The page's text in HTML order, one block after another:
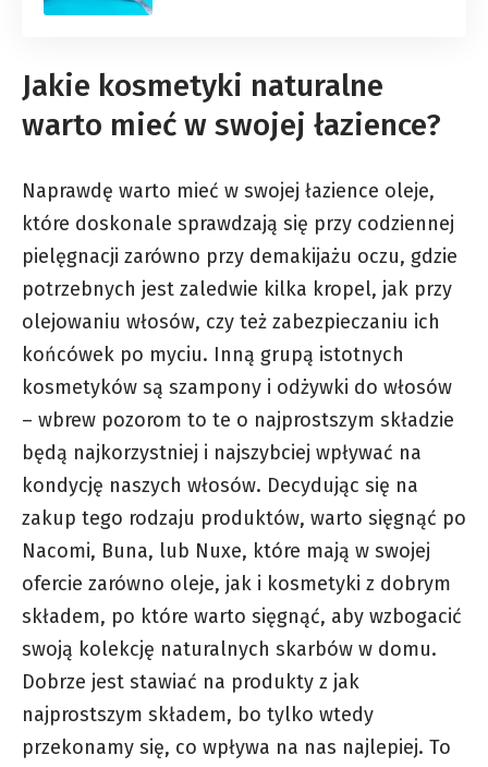
Jakie kosmetyki naturalne
warto mieć w swojej łazience?
Naprawdę warto mieć w swojej łazience oleje,
które doskonale sprawdzają się przy codziennej
pielęgnacji zarówno przy demakijażu oczu, gdzie
potrzebnych jest zaledwie kilka kropel, jak przy
olejowaniu włosów, czy też zabezpieczaniu ich
końcówek po myciu. Inną grupą istotnych
kosmetyków są szampony i odżywki do włosów
– wbrew pozorom to te o najprostszym składzie
będą najkorzystniej i najszybciej wpływać na
kondycję naszych włosów. Decydując się na
zakup tego rodzaju produktów, warto sięgnąć po
Nacomi, Buna, lub Nuxe, które mają w swojej
ofercie zarówno oleje, jak i kosmetyki z dobrym
składem, po które warto sięgnąć, aby wzbogacić
swoją kolekcję naturalnych skarbów w domu.
Dobrze jest stawiać na produkty z jak
najprostszym składem, bo tylko wtedy
przekonamy się, co wpływa na nas najlepiej. To